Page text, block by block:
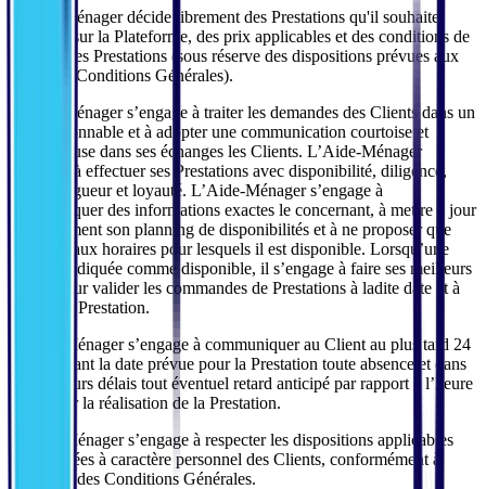
L'Aide-Ménager décide librement des Prestations qu'il souhaite
proposer sur la Plateforme, des prix applicables et des conditions de
la vente des Prestations (sous réserve des dispositions prévues aux
présentes Conditions Générales).
L'Aide-Ménager s’engage à traiter les demandes des Clients dans un
délai raisonnable et à adopter une communication courtoise et
respectueuse dans ses échanges les Clients. L’Aide-Ménager
s’engage à effectuer ses Prestations avec disponibilité, diligence,
qualité, rigueur et loyauté. L’Aide-Ménager s’engage à
communiquer des informations exactes le concernant, à mettre à jour
régulièrement son planning de disponibilités et à ne proposer que
des créneaux horaires pour lesquels il est disponible. Lorsqu’une
date est indiquée comme disponible, il s’engage à faire ses meilleurs
efforts pour valider les commandes de Prestations à ladite date et à
réaliser la Prestation.
L’Aide-Ménager s’engage à communiquer au Client au plus tard 24
heures avant la date prévue pour la Prestation toute absence et dans
les meilleurs délais tout éventuel retard anticipé par rapport à l’heure
fixée pour la réalisation de la Prestation.
L’Aide-Ménager s’engage à respecter les dispositions applicables
aux données à caractère personnel des Clients, conformément à
l’article 9 des Conditions Générales.